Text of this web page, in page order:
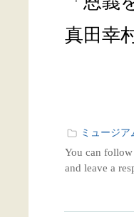
真田幸
ミュージア
You can follow
and leave a